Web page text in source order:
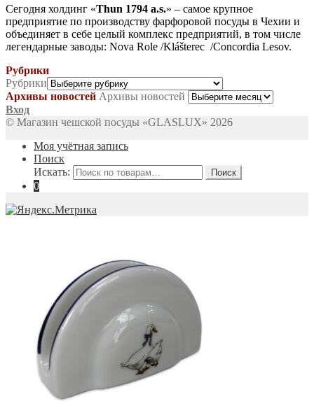
Сегодня холдинг «Thun 1794 a.s.» – самое крупное
предприятие по производству фарфоровой посуды в Чехии и
объединяет в себе целый комплекс предприятий, в том числе
легендарные заводы: Nova Role /Klášterec /Concordia Lesov.
Рубрики
Рубрики
Архивы новостей Архивы новостей
Вход
© Магазин чешской посуды «GLASLUX» 2026
Моя учётная запись
Поиск
Искать:
Поиск
0